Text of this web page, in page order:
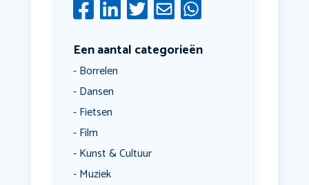
Een aantal categorieën
Borrelen
Dansen
Fietsen
Film
Kunst & Cultuur
Muziek